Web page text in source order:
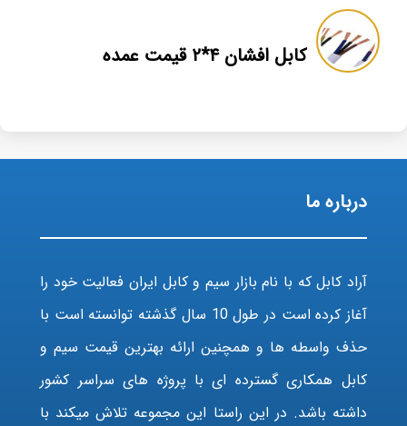
کابل افشان ۴*۲ قیمت عمده
درباره ما
آراد کابل که با نام بازار سیم و کابل ایران فعالیت خود را
آغاز کرده است در طول 10 سال گذشته توانسته است با
حذف واسطه ها و همچنین ارائه بهترین قیمت سیم و
کابل همکاری گسترده ای با پروژه های سراسر کشور
داشته باشد. در این راستا این مجموعه تلاش میکند با